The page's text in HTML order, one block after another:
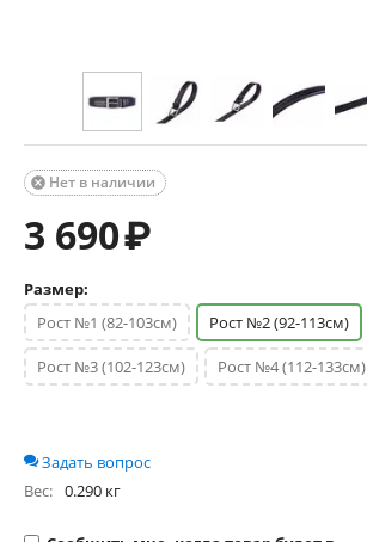
Нет в наличии

3 690₽
Размер:
Рост №1 (82-103см)
Рост №2 (92-113см)
Рост №3 (102-123см) Рост №4 (112-133см)
Задать вопрос
Вес: 0.290 кг